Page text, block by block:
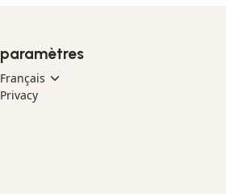
paramètres
Privacy